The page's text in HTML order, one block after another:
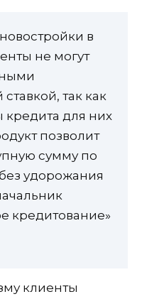
в
не могут
так как
для них
позволит
сумму по
удорожания
кредитование»
клиенты